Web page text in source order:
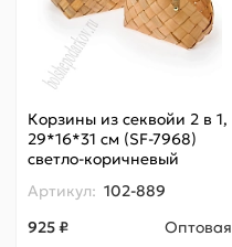
Корзины из секвойи 2 в 1,
29*16*31 см (SF-7968)
светло-коричневый
Артикул: 102-889
925 ₽
Оптовая